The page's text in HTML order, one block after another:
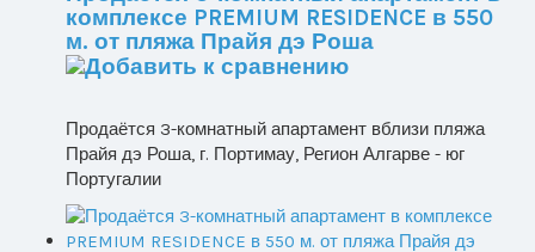
комплексе PREMIUM RESIDENCE в 550
м. от пляжа Прайя дэ Роша
Продаётся 3-комнатный апартамент вблизи пляжа
Прайя дэ Роша, г. Портимау, Регион Алгарве - юг
Португалии